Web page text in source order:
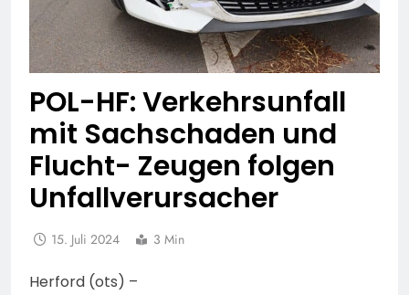
POL-HF: Verkehrsunfall
mit Sachschaden und
Flucht- Zeugen folgen
Unfallverursacher
15. Juli 2024 3 Min
Herford (ots) –